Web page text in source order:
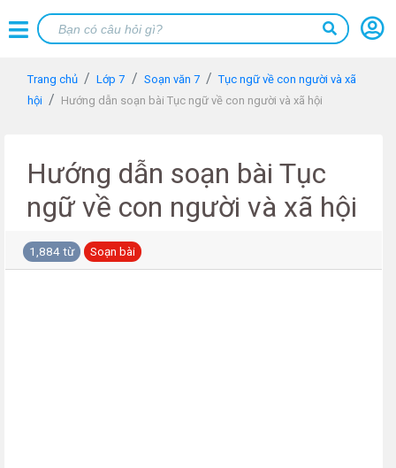
Trang chủ Lớp 7 Soạn văn 7
Tục ngữ về con người và xã
hội
Hướng dẫn soạn bài Tục ngữ về con người và xã hội
Hướng dẫn soạn bài Tục
ngữ về con người và xã hội
1,884 từ Soạn bài